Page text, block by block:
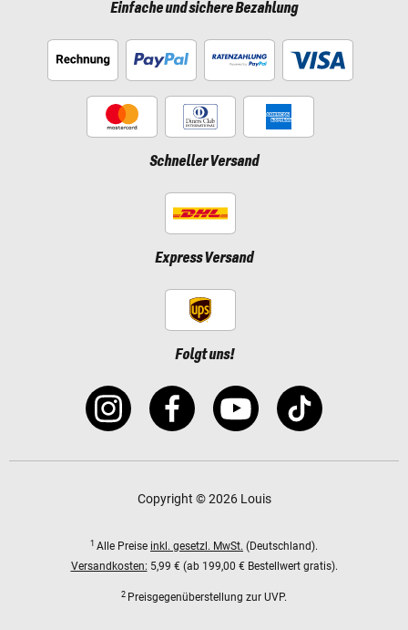
Einfache und sichere Bezahlung
Schneller Versand
Express Versand
Folgt uns!
Copyright © 2026 Louis
1 Alle Preise inkl. gesetzl. MwSt. (Deutschland).
Versandkosten: 5,99 € (ab 199,00 € Bestellwert gratis).
2 Preisgegenüberstellung zur UVP.